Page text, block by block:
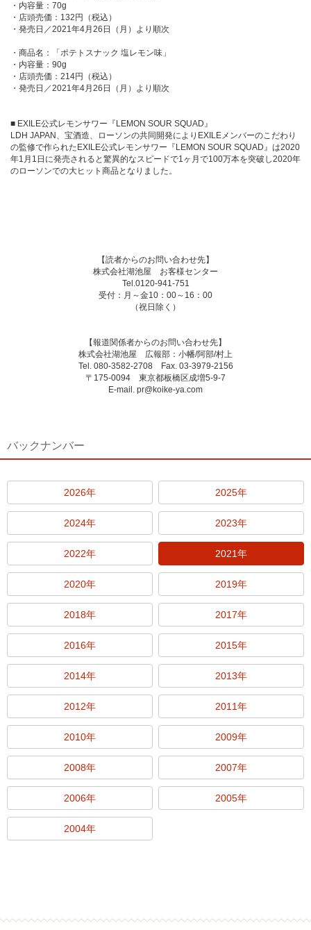
・内容量：70g
・店頭売価：132円（税込）
・発売日／2021年4月26日（月）より順次
・商品名：「ポテトスナック 塩レモン味」
・内容量：90g
・店頭売価：214円（税込）
・発売日／2021年4月26日（月）より順次
■ EXILE公式レモンサワー『LEMON SOUR SQUAD』
LDH JAPAN、宝酒造、ローソンの共同開発によりEXILEメンバーのこだわり
の監修で作られたEXILE公式レモンサワー『LEMON SOUR SQUAD』は2020
年1月1日に発売されると驚異的なスピードで1ヶ月で100万本を突破し2020年
のローソンでの大ヒット商品となりました。
【読者からのお問い合わせ先】
株式会社湖池屋 お客様センター
Tel.0120-941-751
受付：月～金10：00～16：00
（祝日除く）
【報道関係者からのお問い合わせ先】
株式会社湖池屋 広報部：小幡/阿部/村上
Tel. 080-3582-2708 Fax. 03-3979-2156
〒175-0094 東京都板橋区成増5-9-7
E-mail. pr@koike-ya.com
バックナンバー
2026年 2025年
2024年 2023年
2022年 2021年
2020年 2019年
2018年 2017年
2016年 2015年
2014年 2013年
2012年 2011年
2010年 2009年
2008年 2007年
2006年 2005年
2004年